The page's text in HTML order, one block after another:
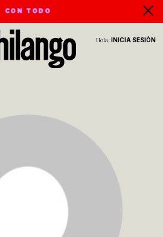
CON TODO
Hola, INICIA SESIÓN